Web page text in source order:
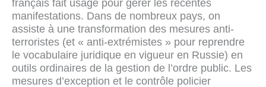
français fait usage pour gérer les récentes
manifestations. Dans de nombreux pays, on
assiste à une transformation des mesures anti-
terroristes (et « anti-extrémistes » pour reprendre
le vocabulaire juridique en vigueur en Russie) en
outils ordinaires de la gestion de l’ordre public. Les
mesures d’exception et le contrôle policier